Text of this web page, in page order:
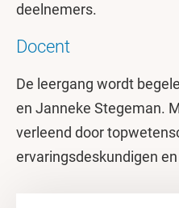
deelnemers.
Docent
De leergang wordt
en Janneke Stegeman.
verleend door
ervaringsdeskundigen